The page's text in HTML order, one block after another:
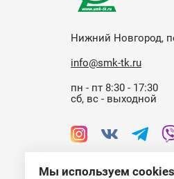
Нижний Новгород,
info@smk-tk.ru
пн - пт 8:30 - 17:30
сб, вс - выходной
Мы используем cookies